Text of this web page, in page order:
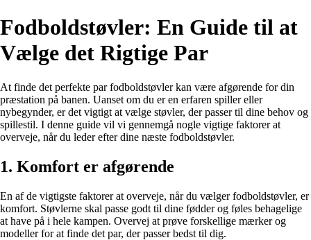
Fodboldstøvler: En Guide til at
Vælge det Rigtige Par
At finde det perfekte par fodboldstøvler kan være afgørende for din
præstation på banen. Uanset om du er en erfaren spiller eller
nybegynder, er det vigtigt at vælge støvler, der passer til dine behov og
spillestil. I denne guide vil vi gennemgå nogle vigtige faktorer at
overveje, når du leder efter dine næste fodboldstøvler.
1. Komfort er afgørende
En af de vigtigste faktorer at overveje, når du vælger fodboldstøvler, er
komfort. Støvlerne skal passe godt til dine fødder og føles behagelige
at have på i hele kampen. Overvej at prøve forskellige mærker og
modeller for at finde det par, der passer bedst til dig.